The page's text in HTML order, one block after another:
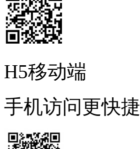
H5移动端
手机访问更快捷